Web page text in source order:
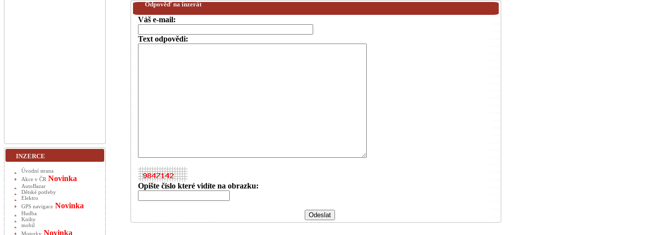
Odpověď na inzerát
Váš e-mail:
Text odpovědi:
Opište číslo které vidíte na obrazku:
INZERCE
Úvodní strana
Akce v ČR Novinka
AutoBazar
Dětské potřeby
Elektro
GPS navigace Novinka
Hudba
Knihy
mobil
Motorky Novinka